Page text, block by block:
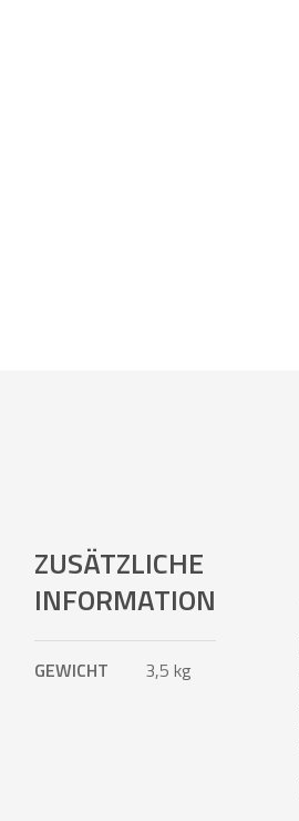
ZUSÄTZLICHE
INFORMATION
GEWICHT 3,5 kg